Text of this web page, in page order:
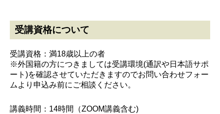
受講資格について
受講資格：満18歳以上の者
※外国籍の方につきましては受講環境(通訳や日本語サポ
ート)を確認させていただきますのでお問い合わせフォー
ムより申込み前にご相談ください。
講義時間：14時間（ZOOM講義含む)